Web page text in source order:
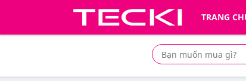
TRANG